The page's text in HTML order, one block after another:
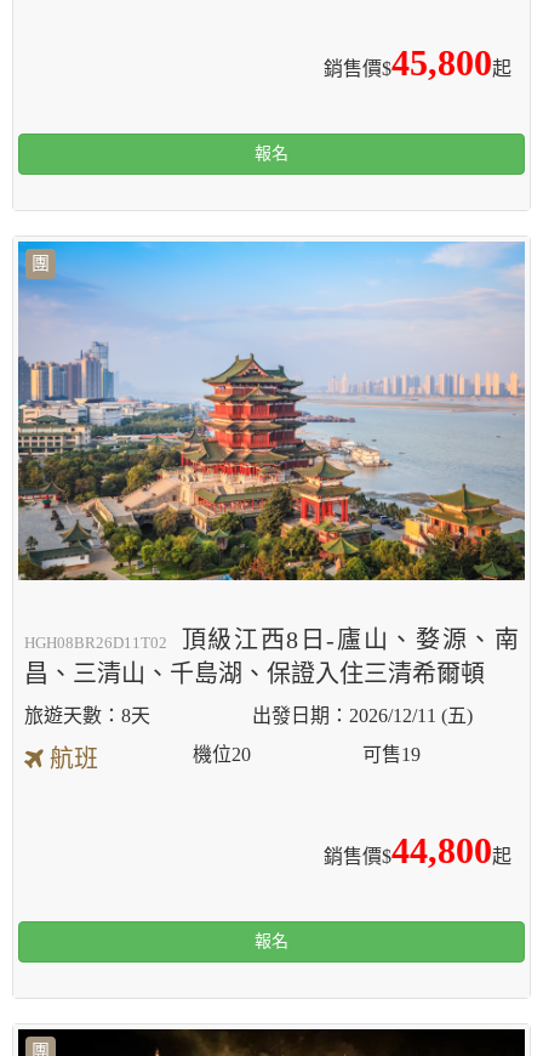
銷售價$45,800起
報名
團
HGH08BR26D11T02
頂級江西8日-廬山、婺源、南
昌、三清山、千島湖、保證入住三清希爾頓
8天 2026/12/11 (五)
航班
銷售價$44,800起
機位20 可售19
報名
團